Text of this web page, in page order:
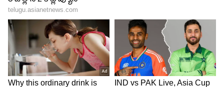
హత్య వెనుక వ్యక్తిగత విభేదాలు ఉన్నాయా? లేక మరేదైనా
కారణమా? అనే అంశాలపై పోలీసులు లోతుగా దర్యాప్తు
చేస్తున్నారు. యజమాని రామసుబ్బారెడ్డి పాత్రపై కూడా
విచారణ కొనసాగుతోంది. పోస్ట్‌మార్టం రిపోర్ట్, సాంకేతిక
ఆధారాలు, సాక్షుల వాంగ్మూలాల ఆధారంగా కేసును
ముందుకు తీసుకెళ్తున్నారు.